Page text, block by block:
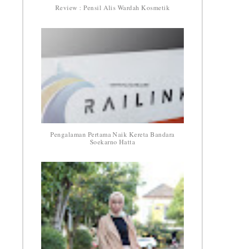
Review : Pensil Alis Wardah Kosmetik
Pengalaman Pertama Naik Kereta Bandara
Soekarno Hatta